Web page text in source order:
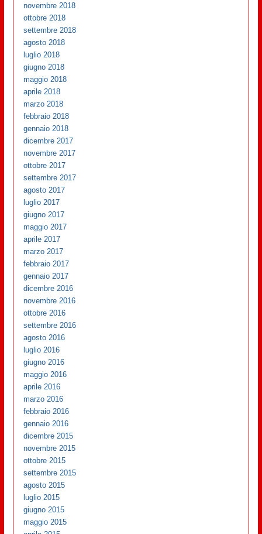
novembre 2018
ottobre 2018
settembre 2018
agosto 2018
luglio 2018
giugno 2018
maggio 2018
aprile 2018
marzo 2018
febbraio 2018
gennaio 2018
dicembre 2017
novembre 2017
ottobre 2017
settembre 2017
agosto 2017
luglio 2017
giugno 2017
maggio 2017
aprile 2017
marzo 2017
febbraio 2017
gennaio 2017
dicembre 2016
novembre 2016
ottobre 2016
settembre 2016
agosto 2016
luglio 2016
giugno 2016
maggio 2016
aprile 2016
marzo 2016
febbraio 2016
gennaio 2016
dicembre 2015
novembre 2015
ottobre 2015
settembre 2015
agosto 2015
luglio 2015
giugno 2015
maggio 2015